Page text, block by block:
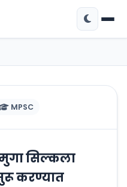
MPSC
मुगा सिल्कला
सुरू करण्यात